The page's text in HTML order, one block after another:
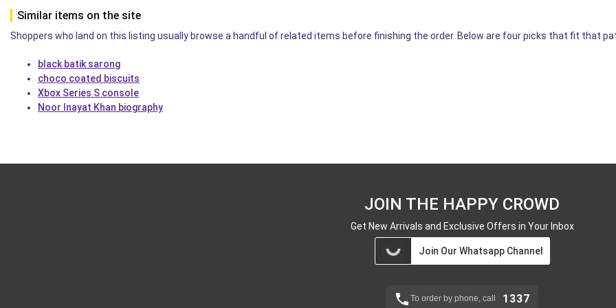
Similar items on the site
Shoppers who land on this listing usually browse a handful of related items before finishing the order. Below are four picks that fit that
black batik sarong
choco coated biscuits
Xbox Series S console
Noor Inayat Khan biography
JOIN THE HAPPY CROWD
Get New Arrivals and Exclusive Offers in Your Inbox
Join Our Whatsapp Channel
To order by phone, call 1337